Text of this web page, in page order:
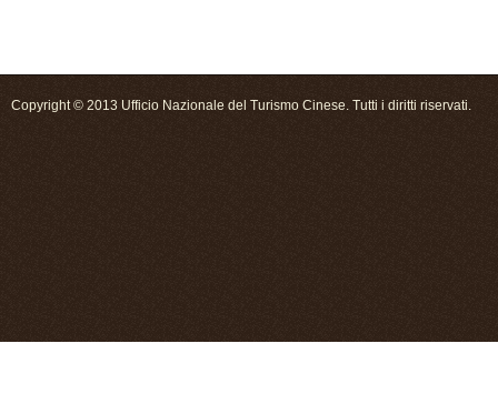
Copyright © 2013 Ufficio Nazionale del Turismo Cinese. Tutti i diritti riservati.